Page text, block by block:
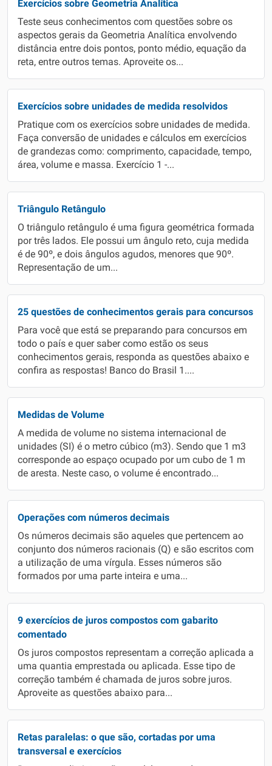
Exercícios sobre Geometria Analítica
Teste seus conhecimentos com questões sobre os
aspectos gerais da Geometria Analítica envolvendo
distância entre dois pontos, ponto médio, equação da
reta, entre outros temas. Aproveite os...
Exercícios sobre unidades de medida resolvidos
Pratique com os exercícios sobre unidades de medida.
Faça conversão de unidades e cálculos em exercícios
de grandezas como: comprimento, capacidade, tempo,
área, volume e massa. Exercício 1 -...
Triângulo Retângulo
O triângulo retângulo é uma figura geométrica formada
por três lados. Ele possui um ângulo reto, cuja medida
é de 90º, e dois ângulos agudos, menores que 90º.
Representação de um...
25 questões de conhecimentos gerais para concursos
Para você que está se preparando para concursos em
todo o país e quer saber como estão os seus
conhecimentos gerais, responda as questões abaixo e
confira as respostas! Banco do Brasil 1....
Medidas de Volume
A medida de volume no sistema internacional de
unidades (SI) é o metro cúbico (m3). Sendo que 1 m3
corresponde ao espaço ocupado por um cubo de 1 m
de aresta. Neste caso, o volume é encontrado...
Operações com números decimais
Os números decimais são aqueles que pertencem ao
conjunto dos números racionais (Q) e são escritos com
a utilização de uma vírgula. Esses números são
formados por uma parte inteira e uma...
9 exercícios de juros compostos com gabarito
comentado
Os juros compostos representam a correção aplicada a
uma quantia emprestada ou aplicada. Esse tipo de
correção também é chamada de juros sobre juros.
Aproveite as questões abaixo para...
Retas paralelas: o que são, cortadas por uma
transversal e exercícios